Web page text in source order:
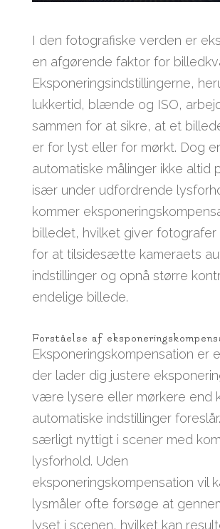
I den fotografiske verden er
en afgørende faktor for
Eksponeringsindstillingerne,
lukkertid, blænde og ISO,
sammen for at sikre, at et
er for lyst eller for mørkt. Dog
automatiske målinger ikke altid
især under udfordrende
kommer
billedet, hvilket giver fotografer
for at tilsidesætte kameraets
indstillinger og opnå større
endelige billede.
Forståelse af
Eksponeringskompensation er
der lader dig justere
være lysere eller mørkere end
automatiske indstillinger
særligt nyttigt i scener med
lysforhold. Uden
eksponeringskompensation vil
lysmåler ofte forsøge at
lyset i scenen, hvilket kan